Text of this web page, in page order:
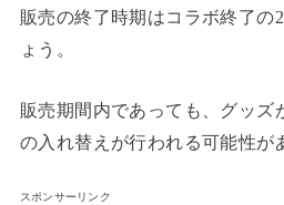
販売の終了時期はコラボ終了の
ょう。
販売期間内であっても、グッズ
の入れ替えが行われる可能性が
スポンサーリンク